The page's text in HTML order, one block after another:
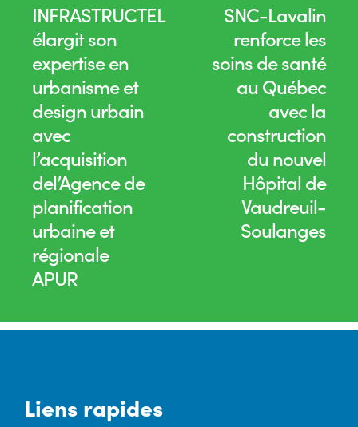
INFRASTRUCTEL
élargit son
expertise en
urbanisme et
design urbain
avec
l’acquisition
del’Agence de
planification
urbaine et
régionale
APUR
SNC-Lavalin
renforce les
soins de santé
au Québec
avec la
construction
du nouvel
Hôpital de
Vaudreuil-
Soulanges
Liens rapides